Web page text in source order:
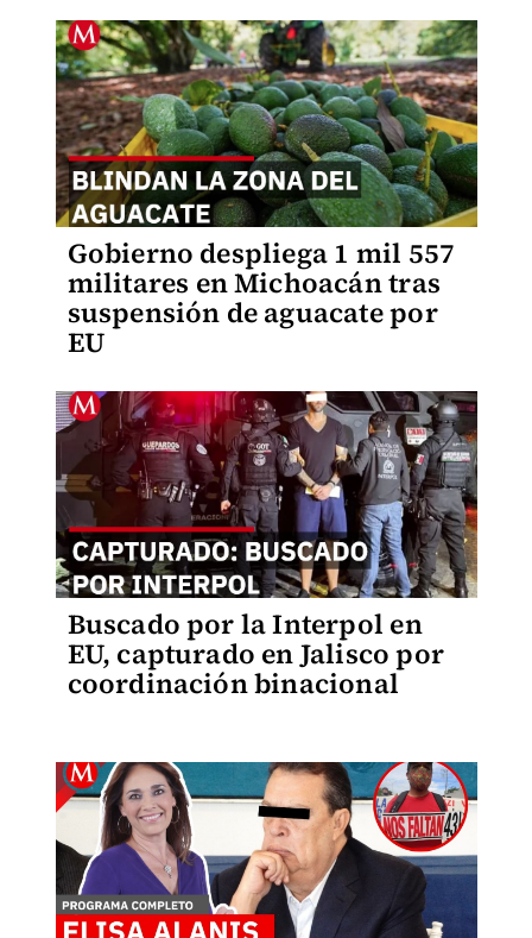
Gobierno despliega 1 mil 557
militares en Michoacán tras
suspensión de aguacate por
EU
Buscado por la Interpol en
EU, capturado en Jalisco por
coordinación binacional